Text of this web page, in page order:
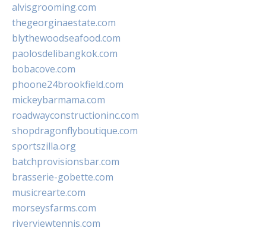
alvisgrooming.com
thegeorginaestate.com
blythewoodseafood.com
paolosdelibangkok.com
bobacove.com
phoone24brookfield.com
mickeybarmama.com
roadwayconstructioninc.com
shopdragonflyboutique.com
sportszilla.org
batchprovisionsbar.com
brasserie-gobette.com
musicrearte.com
morseysfarms.com
riverviewtennis.com